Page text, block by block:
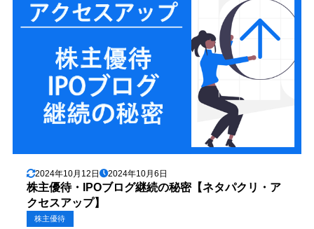
2024年10月12日 2024年10月6日
株主優待・IPOブログ継続の秘密【ネタパクリ・ア
クセスアップ】
株主優待